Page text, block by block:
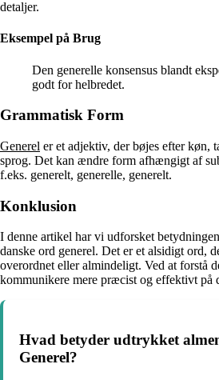
detaljer.
Eksempel på Brug
Den generelle konsensus blandt
godt for helbredet.
Grammatisk Form
Generel er et adjektiv, der bøjes efter køn,
sprog. Det kan ændre form afhængigt af
f.eks. generelt, generelle, generelt.
Konklusion
I denne artikel har vi udforsket
danske ord generel. Det er et alsidigt ord,
overordnet eller almindeligt. Ved at forstå
kommunikere mere præcist og effektivt på
Hvad betyder udtrykket
Generel?